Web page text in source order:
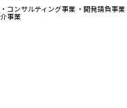
・コンサルティング事業 ・開発請負事
介事業